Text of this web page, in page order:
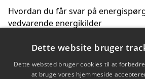
Hvordan du får svar på
vedvarende energikilder
Copyright 2026 -
Dette website bruger
Dette websted bruger cookies til at
at bruge vores hjemmeside